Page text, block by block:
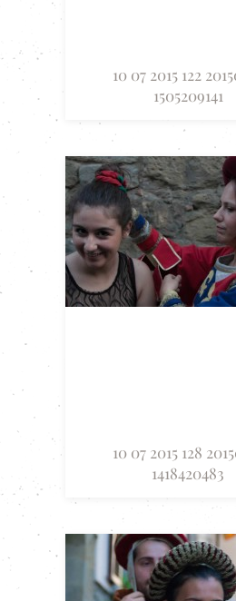
10 07 2015 122
1505209141
10 07 2015 128
1418420483